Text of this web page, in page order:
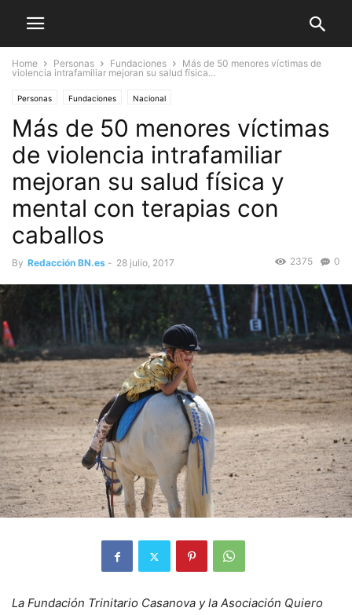
Home Personas Fundaciones
Más de 50 menores víctimas de
violencia intrafamiliar mejoran su salud física...
Personas Fundaciones Nacional
Más de 50 menores víctimas
de violencia intrafamiliar
mejoran su salud física y
mental con terapias con
caballos
By Redacción BN.es - 28 julio, 2017 0
2375
La Fundación Trinitario Casanova y la Asociación Quiero